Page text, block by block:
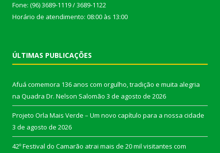
Fone: (96) 3689-1119 / 3689-1122
Horário de atendimento: 08:00 às 13:00
ÚLTIMAS PUBLICAÇÕES
Afuá comemora 136 anos com orgulho, tradição e muita alegria
na Quadra Dr. Nelson Salomão 3 de agosto de 2026
Projeto Orla Mais Verde – Um novo capítulo para a nossa cidade
3 de agosto de 2026
42º Festival do Camarão atrai mais de 20 mil visitantes com